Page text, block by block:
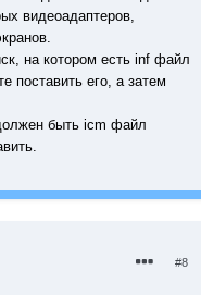
видеоадаптеров,
на котором есть inf файл
поставить его, а затем
быть icm файл
#8